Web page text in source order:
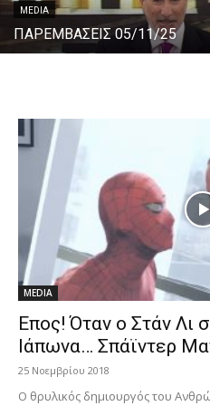
MEDIA
ΠΑΡΕΜΒΑΣΕΙΣ 05/11/25
MEDIA
Επος! Όταν ο Στάν Λι
Ιάπωνα… Σπάϊντερ
25 Νοεμβρίου 2018
Ο θρυλικός δημιουργός του